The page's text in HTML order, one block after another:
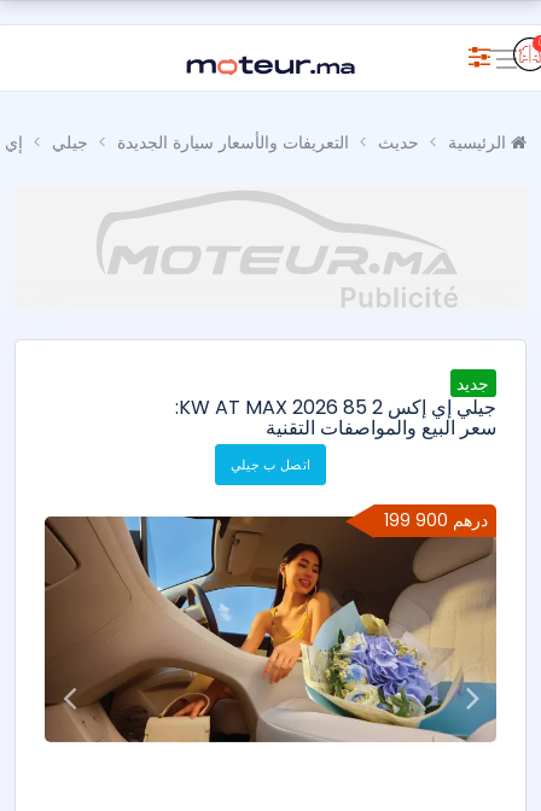
حديث التعريفات والأسعار سيارة الجديدة جيلي إي
جديد
جيلي إي إكس 2 85 KW AT MAX 2026:
سعر البيع والمواصفات التقنية
اتصل ب جيلي
199 900 درهم